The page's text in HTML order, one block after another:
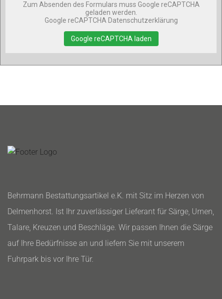
Zum Absenden des Formulars muss Google reCAPTCHA
geladen werden.
Google reCAPTCHA Datenschutzerklärung
Google reCAPTCHA laden
Behrmann Bestattungsartikel e.K. mit Sitz im Herzen von
Delmenhorst. Ist Ihr zuverlässiger Lieferant für Särge, Urnen,
Talare, Kreuzen und Beschläge. Wir passen Ihnen die Särge
auf Ihre Bedürfnisse an und liefern Sie mit unserem
Fuhrpark bis vor Ihre Tür.